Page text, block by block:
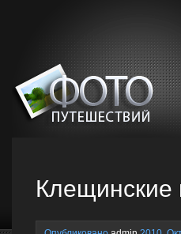
Клещинские